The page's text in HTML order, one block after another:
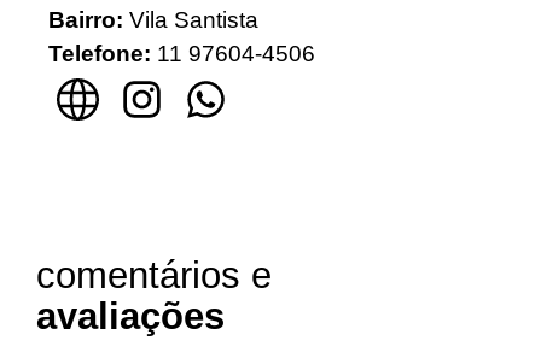
Bairro: Vila Santista
Telefone: 11 97604-4506
comentários e
avaliações